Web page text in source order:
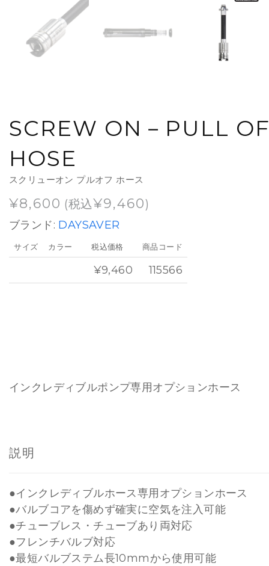
SCREW ON－PULL
HOSE
スクリューオン プルオフ ホース
¥8,600 (税込¥9,460)
ブランド: DAYSAVER
サイズ カラー 税込価格
¥9,460
商品コード
115566
インクレディブルポンプ専用オプションホース
説明
●インクレディブルホース専用オプションホース
●バルブコアを傷めず確実に空気を注入可能
●チューブレス・チューブあり両対応
●フレンチバルブ対応
●最短バルブステム長10mmから使用可能